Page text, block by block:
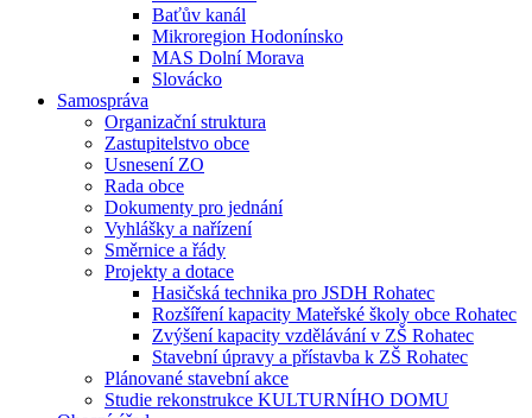
Baťův kanál
Mikroregion Hodonínsko
MAS Dolní Morava
Slovácko
Samospráva
Organizační struktura
Zastupitelstvo obce
Usnesení ZO
Rada obce
Dokumenty pro jednání
Vyhlášky a nařízení
Směrnice a řády
Projekty a dotace
Hasičská technika pro JSDH Rohatec
Rozšíření kapacity Mateřské školy obce Rohatec
Zvýšení kapacity vzdělávání v ZŠ Rohatec
Stavební úpravy a přístavba k ZŠ Rohatec
Plánované stavební akce
Studie rekonstrukce KULTURNÍHO DOMU